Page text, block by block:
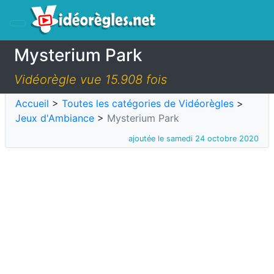
Mysterium Park
Vidéorègle vue 15.908 fois
Accueil > Toutes les catégories de Vidéorègles >
Jeux d'Ambiance > Mysterium Park
ajoutée le samedi 24 octobre 2020